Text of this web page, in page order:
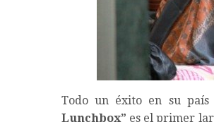
Todo un éxito en su país
Lunchbox” es el primer